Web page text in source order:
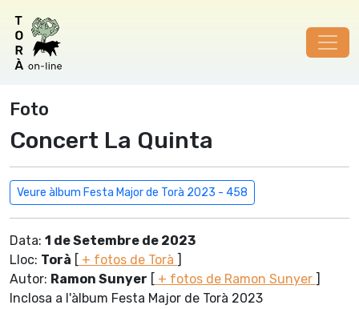
Foto
Concert La Quinta
Veure àlbum Festa Major de Torà 2023 - 458
Data: 1 de Setembre de 2023
Lloc: Torà [ + fotos de Torà ]
Autor: Ramon Sunyer [ + fotos de Ramon Sunyer ]
Inclosa a l'àlbum Festa Major de Torà 2023